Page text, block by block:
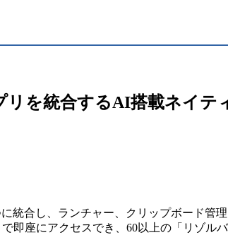
リを統合するAI搭載ネイテ
統合し、ランチャー、クリップボード
即座にアクセスでき、60以上の「リゾル